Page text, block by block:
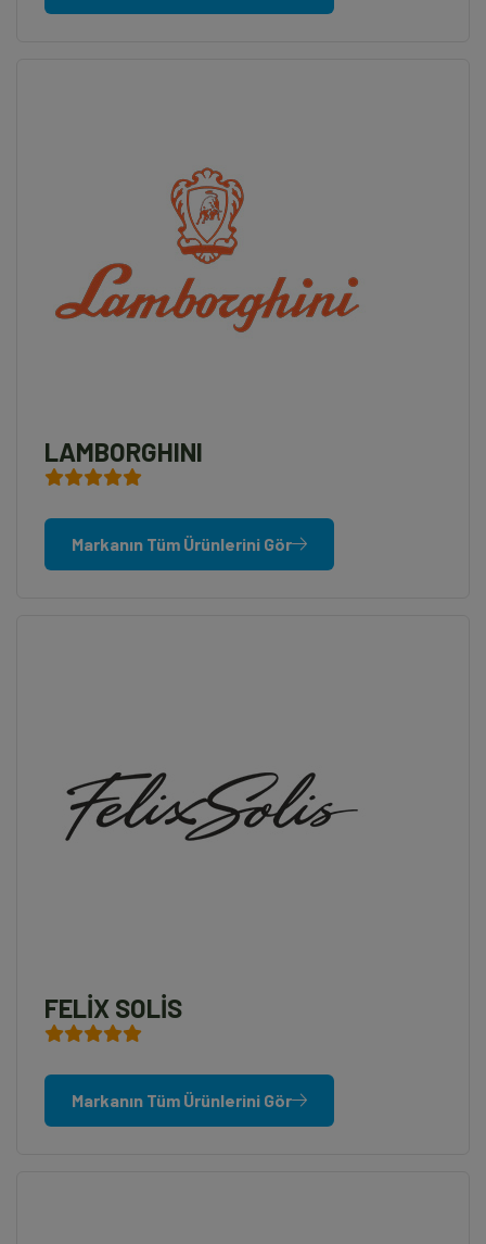
LAMBORGHINI
Markanın Tüm Ürünlerini Gör
FELİX SOLİS
Markanın Tüm Ürünlerini Gör